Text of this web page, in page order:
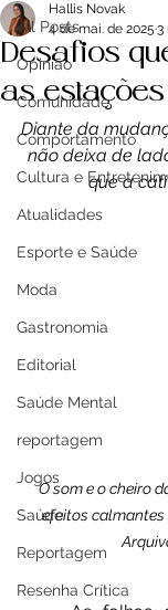
All Posts
Opinião
Comunidade
Comportamento
Cultura e
Atualidades
Esporte e Saúde
Moda
Gastronomia
Editorial
Saúde Mental
reportagem
Jogos
Saúde
Reportagem
Resenha Crítica
Desafios
as estações
Hallis Novak
4 de mai. de 2025 3
Diante da
não deixa de
que a
O som e o cheiro
efeitos calmantes